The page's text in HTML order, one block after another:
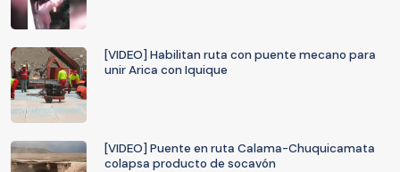
[VIDEO] Habilitan ruta con puente mecano para
unir Arica con Iquique
[VIDEO] Puente en ruta Calama-Chuquicamata
colapsa producto de socavón